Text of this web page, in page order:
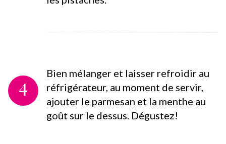
4
Bien mélanger et laisser refroidir au
réfrigérateur, au moment de servir,
ajouter le parmesan et la menthe au
goût sur le dessus. Dégustez!